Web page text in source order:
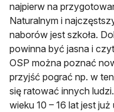
najpierw na
Naturalnym i
naborów jest szkoła.
powinna być jasna i
OSP można poznać
przyjść pograć np. w
się ratować innych
wieku 10 – 16 lat jest